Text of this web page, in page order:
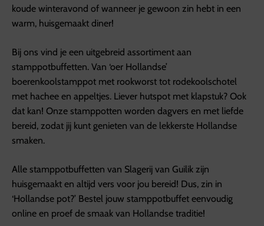
koude winteravond of wanneer je gewoon zin hebt in een
warm, huisgemaakt diner!
Bij ons vind je een uitgebreid assortiment aan
stamppotbuffetten. Van ‘oer Hollandse’
boerenkoolstamppot met rookworst tot rodekoolschotel
met hachee en appeltjes. Liever hutspot met klapstuk? Ook
dat kan! Onze stamppotten worden dagvers en met liefde
bereid, zodat jij kunt genieten van de lekkerste Hollandse
smaken.
Alle stamppotbuffetten van Slagerij van Guilik zijn
huisgemaakt en altijd vers voor jou bereid! Dus, zin in
‘Hollandse pot?’ Bestel jouw stamppotbuffet eenvoudig
online en proef de smaak van Hollandse traditie!